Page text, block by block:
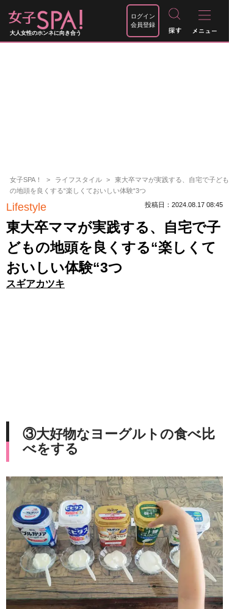
大人女性のホンネに向き合う
ログイン
会員登録
女子SPA！ ライフスタイル
東大卒ママが実践する、自宅で子ども
の地頭を良くする“楽しくておいしい体験“3つ
Lifestyle 投稿日：2024.08.17 08:45
東大卒ママが実践する、自宅で子
どもの地頭を良くする“楽しくて
おいしい体験“3つ
スギアカツキ
③大好物なヨーグルトの食べ比
べをする